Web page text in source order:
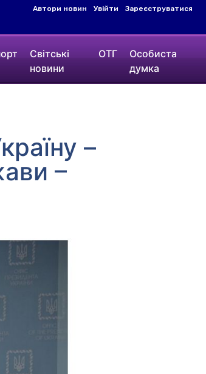
Автори новин Увійти Зареєструватися
Світські
новини
ОТГ
Особиста
думка
–
–